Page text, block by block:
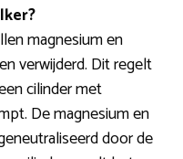
magnesium en
verwijderd. Dit regelt
cilinder met
De magnesium en
door de